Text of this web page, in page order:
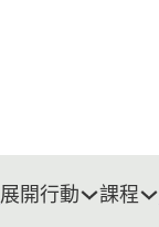
展開行動 課程